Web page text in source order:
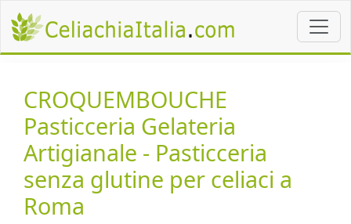
CROQUEMBOUCHE
Pasticceria Gelateria
Artigianale - Pasticceria
senza glutine per celiaci a
Roma